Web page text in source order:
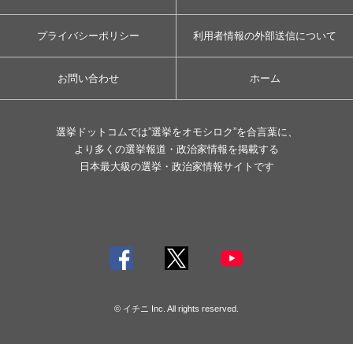
プライバシーポリシー 利用者情報の外部送信について
お問い合わせ ホーム
選挙ドットコムでは”選挙をオモシロク”を合言葉に、
より多くの選挙報道・政治家情報を掲載する
日本最大級の選挙・政治家情報サイトです
© イチニ Inc. All rights reserved.